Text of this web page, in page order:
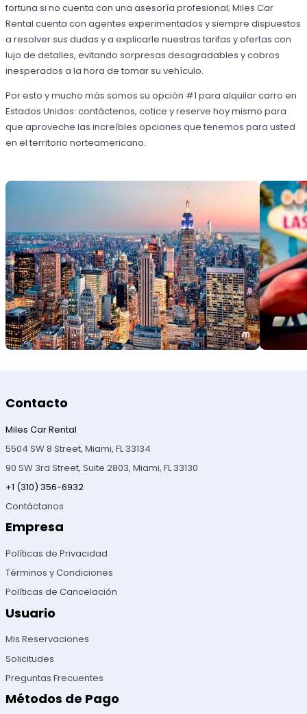
fortuna si no cuenta con una asesoría profesional; Miles Car
Rental cuenta con agentes experimentados y siempre dispuestos
a resolver sus dudas y a explicarle nuestras tarifas y ofertas con
lujo de detalles, evitando sorpresas desagradables y cobros
inesperados a la hora de tomar su vehículo.
Por esto y mucho más somos su opción #1 para alquilar carro en
Estados Unidos: contáctenos, cotice y reserve hoy mismo para
que aproveche las increíbles opciones que tenemos para usted
en el territorio norteamericano.
Contacto
Miles Car Rental
5504 SW 8 Street, Miami, FL 33134
90 SW 3rd Street, Suite 2803, Miami, FL 33130
+1 (310) 356-6932
Contáctanos
Empresa
Políticas de Privacidad
Términos y Condiciones
Políticas de Cancelación
Usuario
Mis Reservaciones
Solicitudes
Preguntas Frecuentes
Métodos de Pago